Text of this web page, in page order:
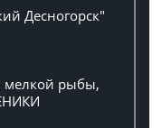
Десногорск"
мелкой рыбы,